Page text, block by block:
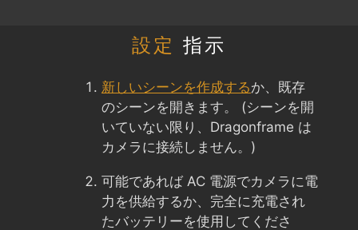
設定 指示
新しいシーンを作成するか、既存
のシーンを開きます。 (シーンを開
いていない限り、Dragonframe は
カメラに接続しません。)
可能であれば AC 電源でカメラに電
力を供給するか、完全に充電され
たバッテリーを使用してくださ